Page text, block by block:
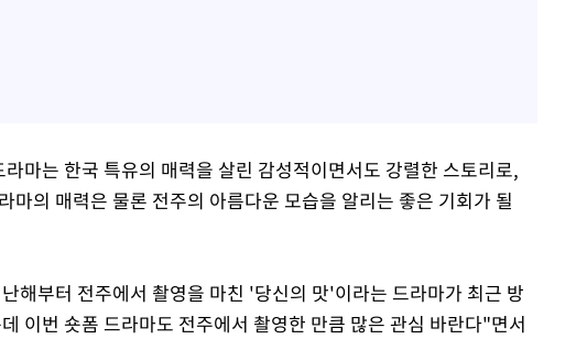
마는 한국 특유의 매력을 살린 감성적이면서도 강렬한 스토리로,
마의 매력은 물론 전주의 아름다운 모습을 알리는 좋은 기회가 될
해부터 전주에서 촬영을 마친 '당신의 맛'이라는 드라마가 최근 방
이번 숏폼 드라마도 전주에서 촬영한 만큼 많은 관심 바란다"면서